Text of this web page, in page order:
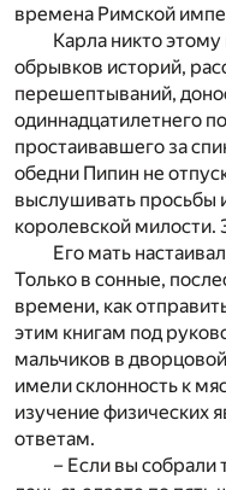
времена Римской
Карла никто
обрывков историй,
перешептываний,
одиннадцатилетнего
простаивавшего за
обедни Пипин не
выслушивать
королевской милости.
Его мать
Только в сонные,
времени, как
этим книгам под
мальчиков в
имели склонность к
изучение физических
ответам.
– Если вы собрали